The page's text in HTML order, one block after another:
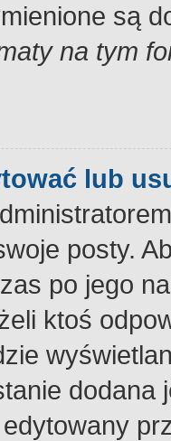
są
na tym
lub
posty.
po jego
ktoś
dodana
edytowany